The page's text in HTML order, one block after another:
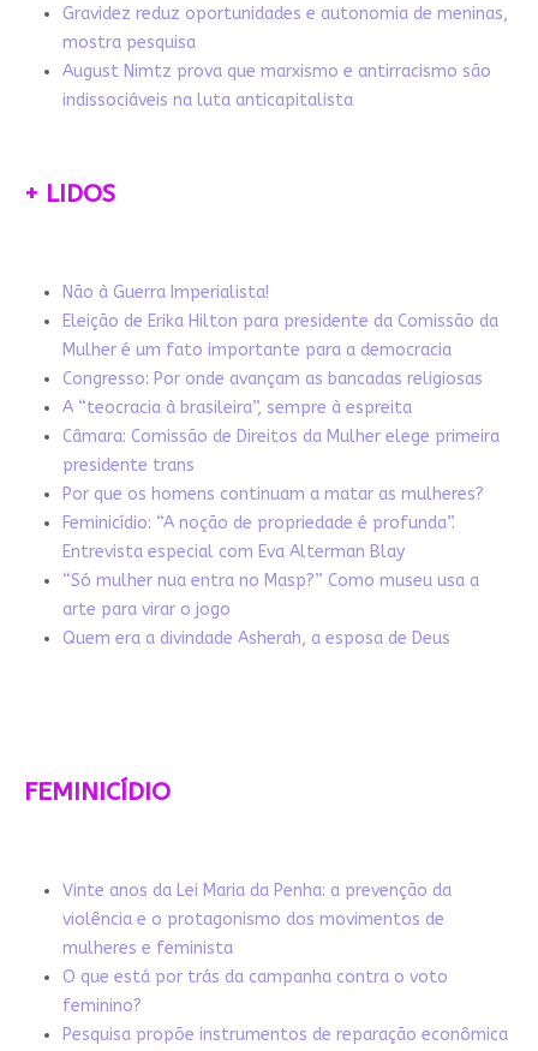
Gravidez reduz oportunidades e autonomia de meninas,
mostra pesquisa
August Nimtz prova que marxismo e antirracismo são
indissociáveis na luta anticapitalista
+ LIDOS
Não à Guerra Imperialista!
Eleição de Erika Hilton para presidente da Comissão da
Mulher é um fato importante para a democracia
Congresso: Por onde avançam as bancadas religiosas
A “teocracia à brasileira”, sempre à espreita
Câmara: Comissão de Direitos da Mulher elege primeira
presidente trans
Por que os homens continuam a matar as mulheres?
Feminicídio: “A noção de propriedade é profunda”.
Entrevista especial com Eva Alterman Blay
“Só mulher nua entra no Masp?” Como museu usa a
arte para virar o jogo
Quem era a divindade Asherah, a esposa de Deus
FEMINICÍDIO
Vinte anos da Lei Maria da Penha: a prevenção da
violência e o protagonismo dos movimentos de
mulheres e feminista
O que está por trás da campanha contra o voto
feminino?
Pesquisa propõe instrumentos de reparação econômica